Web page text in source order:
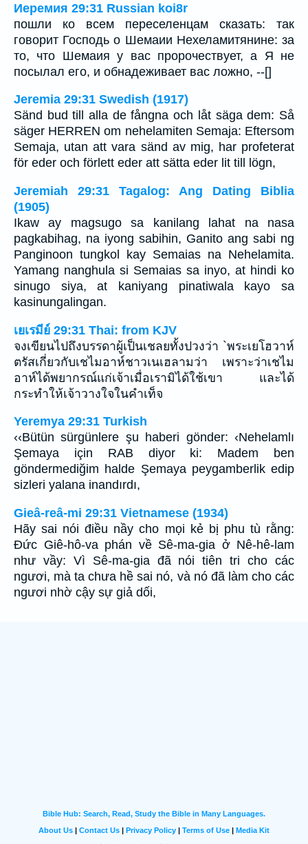
Иеремия 29:31 Russian koi8r
пошли ко всем переселенцам сказать: так
говорит Господь о Шемаии Нехеламитянине: за
то, что Шемаия у вас пророчествует, а Я не
посылал его, и обнадеживает вас ложно, --[]
Jeremia 29:31 Swedish (1917)
Sänd bud till alla de fångna och låt säga dem: Så
säger HERREN om nehelamiten Semaja: Eftersom
Semaja, utan att vara sänd av mig, har profeterat
för eder och förlett eder att sätta eder lit till lögn,
Jeremiah 29:31 Tagalog: Ang Dating Biblia
(1905)
Ikaw ay magsugo sa kanilang lahat na nasa
pagkabihag, na iyong sabihin, Ganito ang sabi ng
Panginoon tungkol kay Semaias na Nehelamita.
Yamang nanghula si Semaias sa inyo, at hindi ko
sinugo siya, at kaniyang pinatiwala kayo sa
kasinungalingan.
เยเรมีย์ 29:31 Thai: from KJV
จงเขียนไปถึงบรรดาผู้เป็นเชลยทั้งปวงว่า `พระเยโฮวาห์
ตรัสเกี่ยวกับเชไมอาห์ชาวเนเฮลามว่า เพราะว่าเชไม
อาห์ได้พยากรณ์แก่เจ้าเมื่อเรามิได้ใช้เขา และได้
กระทำให้เจ้าวางใจในคำเท็จ
Yeremya 29:31 Turkish
‹‹Bütün sürgünlere şu haberi gönder: ‹Nehelamlı
Şemaya için RAB diyor ki: Madem ben
göndermediğim halde Şemaya peygamberlik edip
sizleri yalana inandırdı,
Gieâ-reâ-mi 29:31 Vietnamese (1934)
Hãy sai nói điều nầy cho mọi kẻ bị phu tù rằng:
Ðức Giê-hô-va phán về Sê-ma-gia ở Nê-hê-lam
như vầy: Vì Sê-ma-gia đã nói tiên tri cho các
ngươi, mà ta chưa hề sai nó, và nó đã làm cho các
ngươi nhờ cậy sự giả dối,